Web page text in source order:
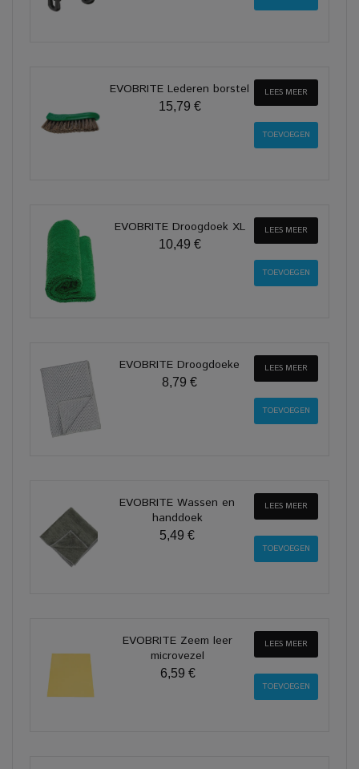
EVOBRITE Lederen borstel
15,79 €
LEES MEER
EVOBRITE Droogdoek XL
10,49 €
LEES MEER
EVOBRITE Droogdoeke
8,79 €
LEES MEER
EVOBRITE Wassen en
handdoek
5,49 €
LEES MEER
EVOBRITE Zeem leer
microvezel
6,59 €
LEES MEER